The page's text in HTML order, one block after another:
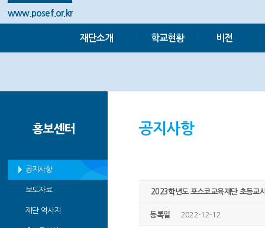
www.posef.or.kr
재단소개 학교현황 비전
홍보센터
공지사항
보도자료
재단 역사지
공지사항
2023학년도 포스코교육재단 초등교
등록일 2022-12-12